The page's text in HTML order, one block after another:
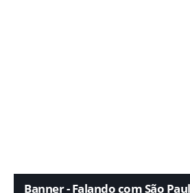
Banner - Falando com São